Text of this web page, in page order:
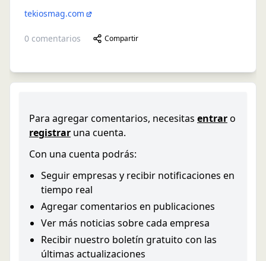
tekiosmag.com
0 comentarios Compartir
Para agregar comentarios, necesitas entraro
registrar una cuenta.
Con una cuenta podrás:
Seguir empresas y recibir notificaciones en
tiempo real
Agregar comentarios en publicaciones
Ver más noticias sobre cada empresa
Recibir nuestro boletín gratuito con las
últimas actualizaciones